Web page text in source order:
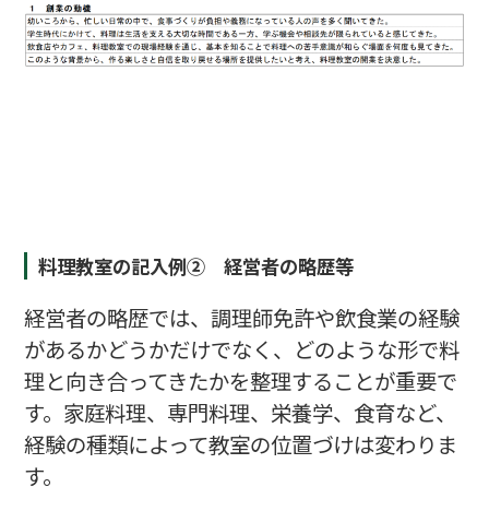
料理教室の記入例② 経営者の略歴等
経営者の略歴では、調理師免許や飲食業の経験
があるかどうかだけでなく、どのような形で料
理と向き合ってきたかを整理することが重要で
す。家庭料理、専門料理、栄養学、食育など、
経験の種類によって教室の位置づけは変わりま
す。